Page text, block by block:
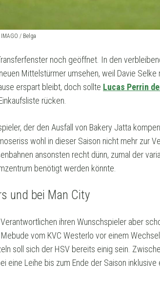
/ Belga
noch geöffnet. In den
Mittelstürmer umsehen, weil Davie
erspart bleibt, doch sollte Lucas Perrin
rücken.
der den Ausfall von Bakery Jatta
wohl in dieser Saison nicht mehr zur
ansonsten recht dünn, zumal der
benötigt werden könnte.
und bei Man City
ihren Wunschspieler aber
vom KVC Westerlo vor einem
soll sich der HSV bereits einig sein.
eine Leihe bis zum Ende der Saison